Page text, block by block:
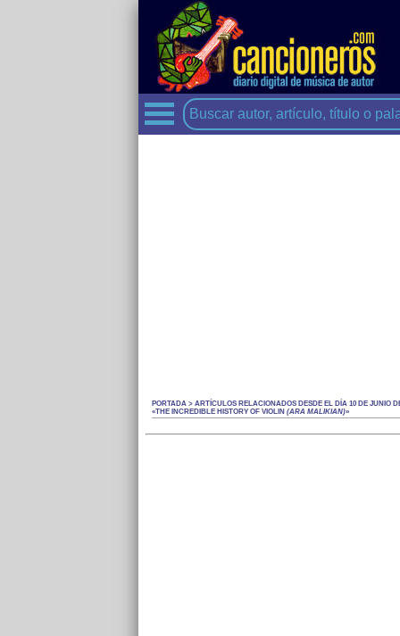
PORTADA > ARTÍCULOS RELACIONADOS DESDE EL DÍA 10 DE JUNIO
«THE INCREDIBLE HISTORY OF VIOLIN (ARA MALIKIAN)»